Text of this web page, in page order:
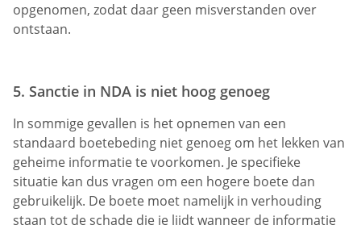
opgenomen, zodat daar geen misverstanden over
ontstaan.
5. Sanctie in NDA is niet hoog genoeg
In sommige gevallen is het opnemen van een
standaard boetebeding niet genoeg om het lekken van
geheime informatie te voorkomen. Je specifieke
situatie kan dus vragen om een hogere boete dan
gebruikelijk. De boete moet namelijk in verhouding
staan tot de schade die je lijdt wanneer de informatie